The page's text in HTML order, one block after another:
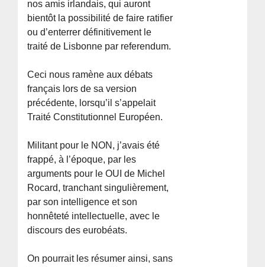
nos amis irlandais, qui auront
bientôt la possibilité de faire ratifier
ou d’enterrer définitivement le
traité de Lisbonne par referendum.
Ceci nous ramène aux débats
français lors de sa version
précédente, lorsqu’il s’appelait
Traité Constitutionnel Européen.
Militant pour le NON, j’avais été
frappé, à l’époque, par les
arguments pour le OUI de Michel
Rocard, tranchant singulièrement,
par son intelligence et son
honnêteté intellectuelle, avec le
discours des eurobéats.
On pourrait les résumer ainsi, sans